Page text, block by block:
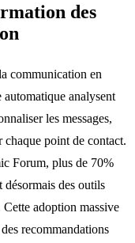
des
communication en
automatique analysent
les messages,
chaque point de contact.
Forum, plus de 70%
désormais des outils
adoption massive
recommandations